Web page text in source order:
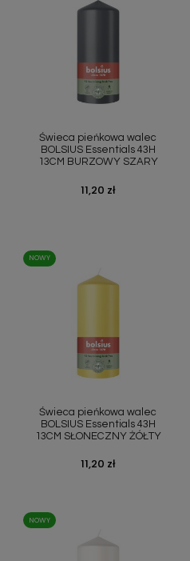
Świeca pieńkowa walec
BOLSIUS Essentials 43H
13CM BURZOWY SZARY
Cena
11,20 zł
Świeca pieńkowa walec
BOLSIUS Essentials 43H
13CM SŁONECZNY ŻÓŁTY
Cena
11,20 zł
NOWY
NOWY